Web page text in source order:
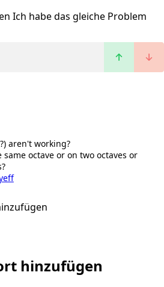
Ich habe das gleiche Problem
aren't working?
octave or on two octaves or
hinzufügen